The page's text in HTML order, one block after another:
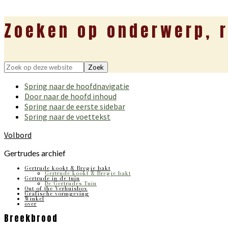
Zoeken op onderwerp,
Zoek
deze
website
Spring naar de hoofdnavigatie
Door naar de hoofd inhoud
Spring naar de eerste sidebar
Spring naar de voettekst
Volbord
Gertrudes archief
Gertrude kookt & Bregje bakt
Gertrude kookt & Bregje bakt
Gertrude in de tuin
De Gertrudes Tuin
Out of the Verhuisbox
Grafische vormgeving
Winkel
over
Breekbrood